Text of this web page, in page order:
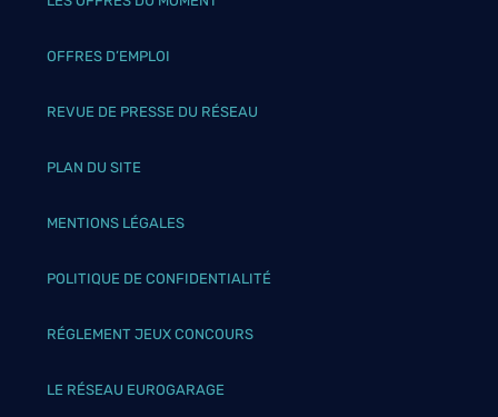
OFFRES D’EMPLOI
REVUE DE PRESSE DU RÉSEAU
PLAN DU SITE
MENTIONS LÉGALES
POLITIQUE DE CONFIDENTIALITÉ
RÉGLEMENT JEUX CONCOURS
LE RÉSEAU EUROGARAGE